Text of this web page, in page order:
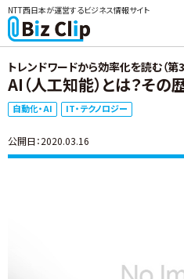
NTT西日本が運営するビジネス情報サイト
トレンドワードから効率化を読む（第3
AI（人工知能）とは？そ
自動化・AI IT・テクノロジー
公開日：2020.03.16